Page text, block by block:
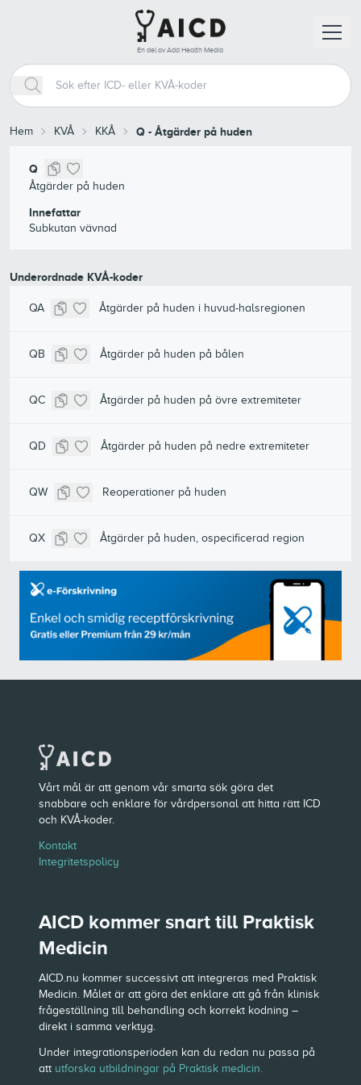
En del av Add Health Media
Hem KVÅ KKÅ Q - Åtgärder på huden
Q
Åtgärder på huden
Innefattar
Subkutan vävnad
Underordnade KVÅ-koder
QA Åtgärder på huden i huvud-halsregionen
QB Åtgärder på huden på bålen
QC Åtgärder på huden på övre extremiteter
QD Åtgärder på huden på nedre extremiteter
QW Reoperationer på huden
QX Åtgärder på huden, ospecificerad region
Vårt mål är att genom vår smarta sök göra det
snabbare och enklare för vårdpersonal att hitta rätt ICD
och KVÅ-koder.
Kontakt
Integritetspolicy
AICD kommer snart till Praktisk
Medicin
AICD.nu kommer successivt att integreras med Praktisk
Medicin. Målet är att göra det enklare att gå från klinisk
frågeställning till behandling och korrekt kodning –
direkt i samma verktyg.
Under integrationsperioden kan du redan nu passa på
att utforska utbildningar på Praktisk medicin.